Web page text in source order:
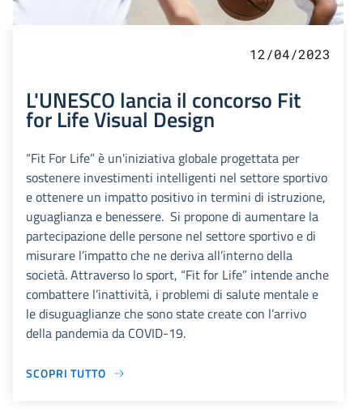
12/04/2023
L'UNESCO lancia il concorso Fit
for Life Visual Design
“Fit For Life” è un'iniziativa globale progettata per
sostenere investimenti intelligenti nel settore sportivo
e ottenere un impatto positivo in termini di istruzione,
uguaglianza e benessere. Si propone di aumentare la
partecipazione delle persone nel settore sportivo e di
misurare l’impatto che ne deriva all’interno della
società. Attraverso lo sport, “Fit for Life” intende anche
combattere l’inattività, i problemi di salute mentale e
le disuguaglianze che sono state create con l’arrivo
della pandemia da COVID-19.
SCOPRI TUTTO